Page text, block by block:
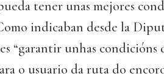
tener unas mejores
indicaban desde la
“garantir unhas condicións
o usuario da ruta do